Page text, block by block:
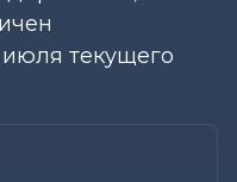
текущего